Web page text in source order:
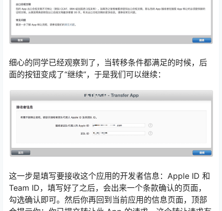
细心的同学已经观察到了，当转移条件都满足的时候，后
面的按钮变成了“继续”，于是我们可以继续：
这一步是填写要接收这个应用的开发者信息：Apple ID 和
Team ID，填写好了之后，会出来一个条款确认的页面，
勾选确认即可。然后你再回到当前应用的信息页面，顶部